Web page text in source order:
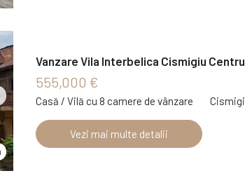
Vanzare Vila Interbelica Cismigiu
555,000 €
Casă / Vilă cu 8 camere de vânzare
Vezi mai multe detalii